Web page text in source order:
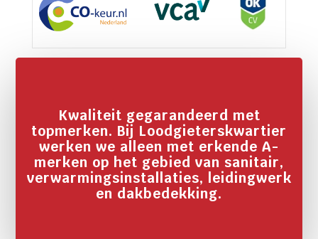
Kwaliteit gegarandeerd met
topmerken. Bij Loodgieterskwartier
werken we alleen met erkende A-
merken op het gebied van sanitair,
verwarmingsinstallaties, leidingwerk
en dakbedekking.